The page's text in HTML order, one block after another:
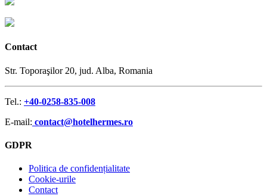
Contact
Str. Toporaşilor 20, jud. Alba, Romania
Tel.: +40-0258-835-008
E-mail: contact@hotelhermes.ro
GDPR
Politica de confidențialitate
Cookie-urile
Contact